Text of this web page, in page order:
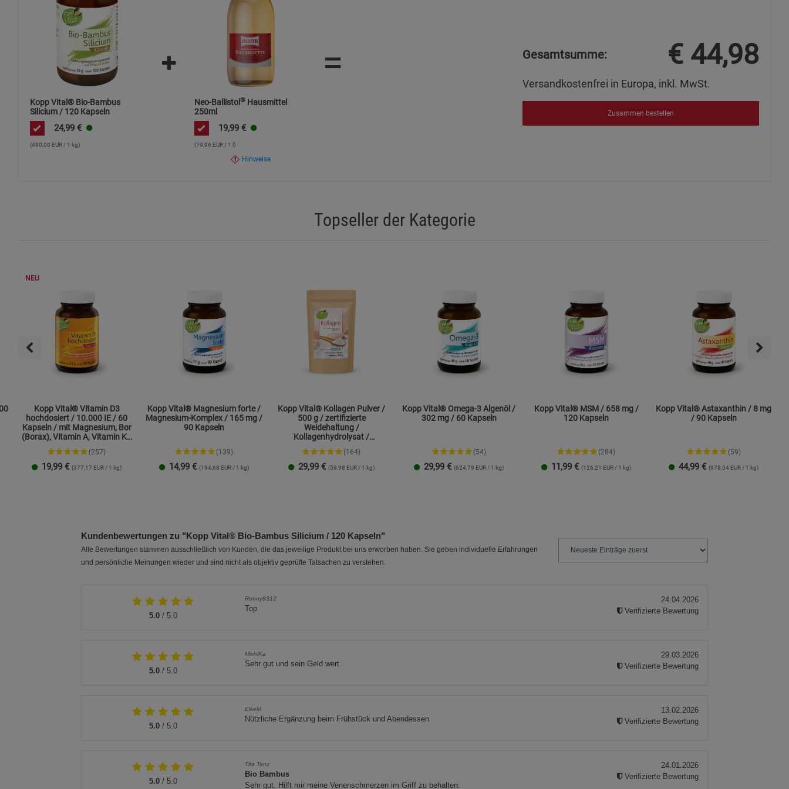
Kopp Vital® Bio-Bambus
Silicium / 120 Kapseln
24,99 €
(490,00 EUR / 1 kg)
Neo-Ballistol®Hausmittel
250ml
19,99 €
(79,96 EUR / 1 l)
Hinweise
= Gesamtsumme: € 44,98
Versandkostenfrei in Europa, inkl. MwSt.
Zusammen bestellen
Topseller der Kategorie
NEU
Kopp Vital® Vitamin D3
hochdosiert / 10.000 IE / 60
Kapseln / mit Magnesium, Bor
(Borax), Vitamin A, Vitamin K2
und Zink
(257)
19,99 € (377,17 EUR / 1 kg)
Kopp Vital® Magnesium forte /
Magnesium-Komplex / 165 mg /
90 Kapseln
(139)
14,99 € (194,68 EUR / 1 kg)
Kopp Vital® Kollagen Pulver /
500 g / zertifizierte
Weidehaltung /
Kollagenhydrolysat /
Kollagenpeptid / 91% Eiweiß
(164)
29,99 € (59,98 EUR / 1 kg)
Kopp Vital® Omega-3 Algenöl /
302 mg / 60 Kapseln
(54)
29,99 € (624,79 EUR / 1 kg)
Kopp Vital® MSM / 658 mg /
120 Kapseln
(284)
11,99 € (126,21 EUR / 1 kg)
Kopp Vital® Astaxanthin / 8 mg
/ 90 Kapseln
(59)
44,99 € (978,04 EUR / 1 kg)
Kundenbewertungen zu "Kopp Vital® Bio-Bambus Silicium / 120 Kapseln"
Alle Bewertungen stammen ausschließlich von Kunden, die das jeweilige Produkt bei uns erworben haben. Sie geben individuelle Erfahrungen
und persönliche Meinungen wieder und sind nicht als objektiv geprüfte Tatsachen zu verstehen.
5.0/ 5.0
Ronny8312
Top
24.04.2026
Verifizierte Bewertung
5.0/ 5.0
MichlKa
Sehr gut und sein Geld wert
29.03.2026
Verifizierte Bewertung
5.0/ 5.0
ElkeM
Nützliche Ergänzung beim Frühstück und Abendessen
13.02.2026
Verifizierte Bewertung
5.0/ 5.0
Tita Tanz
Bio Bambus
Sehr gut. Hilft mir meine Venenschmerzen im Griff zu behalten.
24.01.2026
Verifizierte Bewertung
Marketing Cookies
Beschreibung Marketing Cookies